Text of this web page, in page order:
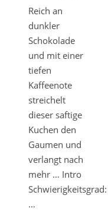
Reich an
dunkler
Schokolade
und mit einer
tiefen
Kaffeenote
streichelt
dieser saftige
Kuchen den
Gaumen und
verlangt nach
mehr … Intro
Schwierigkeitsgrad:
…